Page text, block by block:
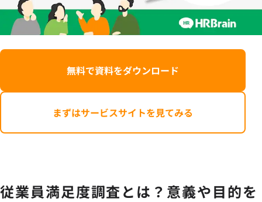
無料で資料をダウンロード
まずはサービスサイトを見てみる
従業員満足度調査とは？意義や目的を